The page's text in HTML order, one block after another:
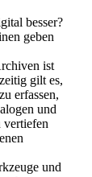
besser?
geben
ist
gilt es,
erfassen,
und
vertiefen
und